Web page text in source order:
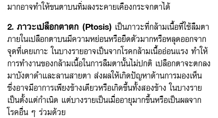
มากอาจทำให้ขนตาบนทิ่มลงระคายเคืองกระจกตาได้
2. ภาวะเปลือกตาตก (Ptosis) เป็นภาวะที่กล้ามเนื้อที่ใช้ลืมตา
ภายในเปลือกตาบนมีความหย่อนหรือยืดตัวมากหรือหลุดออกจาก
จุดที่เคยเกาะ ในบางรายอาจเป็นจากโรคกล้ามเนื้ออ่อนแรง ทำให้
การทำงานของกล้ามเนื้อในการลืมตานั้นไม่ปกติ เปลือกตาจะตกลง
มาบังตาดำและลานสายตา ส่งผลให้เกิดปัญหาด้านการมองเห็น
ซึ่งอาจมีอาการเพียงข้างเดียวหรือเกิดขึ้นทั้งสองข้าง ในบางราย
เป็นตั้งแต่กำเนิด แต่บางรายเป็นเมื่ออายุมากขึ้นหรือเป็นผลจาก
โรคอื่น ๆ ร่วมด้วย